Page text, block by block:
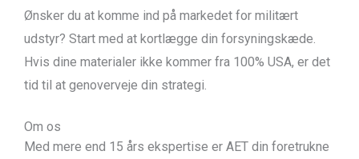
Ønsker du at komme ind på markedet for militært
udstyr? Start med at kortlægge din forsyningskæde.
Hvis dine materialer ikke kommer fra 100% USA, er det
tid til at genoverveje din strategi.
Om os
Med mere end 15 års ekspertise er AET din foretrukne